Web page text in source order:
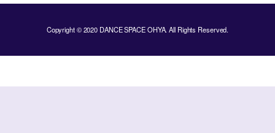
Copyright © 2020 DANCE SPACE OHYA. All Rights Reserved.